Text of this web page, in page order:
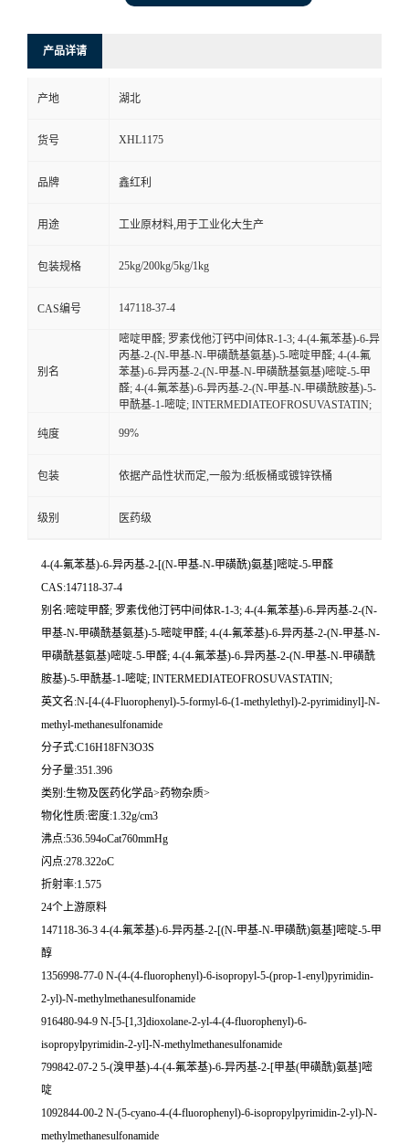
产品详请
产地 湖北
货号 XHL1175
品牌 鑫红利
用途 工业原材料,用于工业化大生产
包装规格 25kg/200kg/5kg/1kg
CAS编号 147118-37-4
别名
嘧啶甲醛; 罗素伐他汀钙中间体R-1-3; 4-(4-氟苯基)-6-异
丙基-2-(N-甲基-N-甲磺酰基氨基)-5-嘧啶甲醛; 4-(4-氟
苯基)-6-异丙基-2-(N-甲基-N-甲磺酰基氨基)嘧啶-5-甲
醛; 4-(4-氟苯基)-6-异丙基-2-(N-甲基-N-甲磺酰胺基)-5-
甲酰基-1-嘧啶; INTERMEDIATEOFROSUVASTATIN;
纯度 99%
包装 依据产品性状而定,一般为:纸板桶或镀锌铁桶
级别 医药级
4-(4-氟苯基)-6-异丙基-2-[(N-甲基-N-甲磺酰)氨基]嘧啶-5-甲醛
CAS:147118-37-4
别名:嘧啶甲醛; 罗素伐他汀钙中间体R-1-3; 4-(4-氟苯基)-6-异丙基-2-(N-
甲基-N-甲磺酰基氨基)-5-嘧啶甲醛; 4-(4-氟苯基)-6-异丙基-2-(N-甲基-N-
甲磺酰基氨基)嘧啶-5-甲醛; 4-(4-氟苯基)-6-异丙基-2-(N-甲基-N-甲磺酰
胺基)-5-甲酰基-1-嘧啶; INTERMEDIATEOFROSUVASTATIN;
英文名:N-[4-(4-Fluorophenyl)-5-formyl-6-(1-methylethyl)-2-pyrimidinyl]-N-
methyl-methanesulfonamide
分子式:C16H18FN3O3S
分子量:351.396
类别:生物及医药化学品>药物杂质>
物化性质:密度:1.32g/cm3
沸点:536.594oCat760mmHg
闪点:278.322oC
折射率:1.575
24个上游原料
147118-36-3 4-(4-氟苯基)-6-异丙基-2-[(N-甲基-N-甲磺酰)氨基]嘧啶-5-甲
醇
1356998-77-0 N-(4-(4-fluorophenyl)-6-isopropyl-5-(prop-1-enyl)pyrimidin-
2-yl)-N-methylmethanesulfonamide
916480-94-9 N-[5-[1,3]dioxolane-2-yl-4-(4-fluorophenyl)-6-
isopropylpyrimidin-2-yl]-N-methylmethanesulfonamide
799842-07-2 5-(溴甲基)-4-(4-氟苯基)-6-异丙基-2-[甲基(甲磺酰)氨基]嘧
啶
1092844-00-2 N-(5-cyano-4-(4-fluorophenyl)-6-isopropylpyrimidin-2-yl)-N-
methylmethanesulfonamide